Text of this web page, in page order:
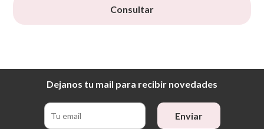
Consultar
Dejanos tu mail para recibir novedades
Enviar